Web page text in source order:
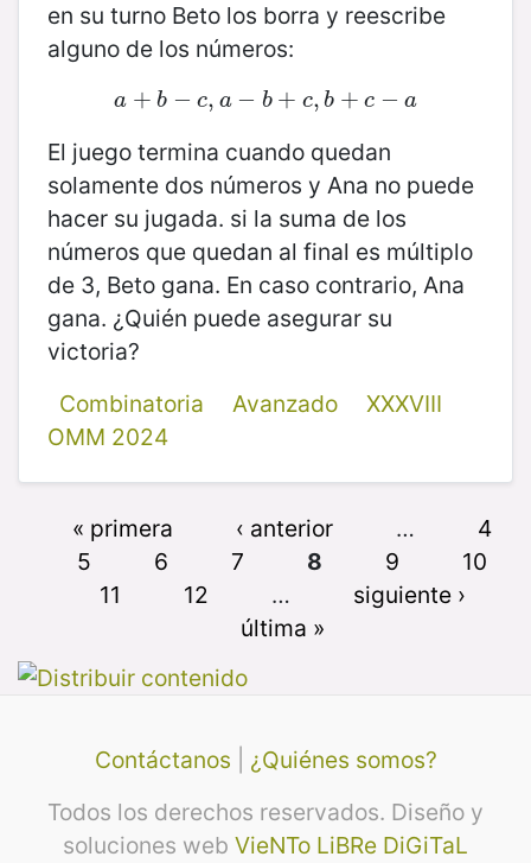
en su turno Beto los borra y reescribe
alguno de los números:
a + b − c, a − b + c, b + c − a
a+b −c,a− b +c ,b+ c−a
El juego termina cuando quedan
solamente dos números y Ana no puede
hacer su jugada. si la suma de los
números que quedan al final es múltiplo
de 3, Beto gana. En caso contrario, Ana
gana. ¿Quién puede asegurar su
victoria?
Combinatoria
Avanzado
XXXVIII
OMM 2024
« primera ‹ anterior …
4
5
6 7 8 9
10
11
12 …
siguiente ›
última »
Contáctanos
¿Quiénes somos?
Todos los derechos reservados. Diseño y
soluciones web VieNTo LiBRe DiGiTaL